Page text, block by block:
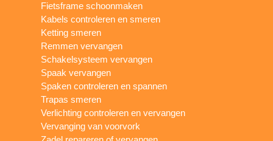
Fietsframe schoonmaken
Kabels controleren en smeren
Ketting smeren
Remmen vervangen
Schakelsysteem vervangen
Spaak vervangen
Spaken controleren en spannen
Trapas smeren
Verlichting controleren en vervangen
Vervanging van voorvork